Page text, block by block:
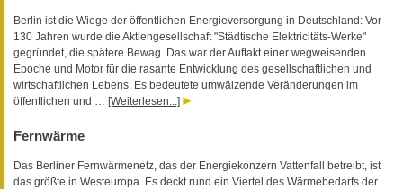
Berlin ist die Wiege der öffentlichen Energieversorgung in Deutschland: Vor
130 Jahren wurde die Aktiengesellschaft "Städtische Elektricitäts-Werke"
gegründet, die spätere Bewag. Das war der Auftakt einer wegweisenden
Epoche und Motor für die rasante Entwicklung des gesellschaftlichen und
wirtschaftlichen Lebens. Es bedeutete umwälzende Veränderungen im
öffentlichen und … [Weiterlesen...]
Fernwärme
Das Berliner Fernwärmenetz, das der Energiekonzern Vattenfall betreibt, ist
das größte in Westeuropa. Es deckt rund ein Viertel des Wärmebedarfs der